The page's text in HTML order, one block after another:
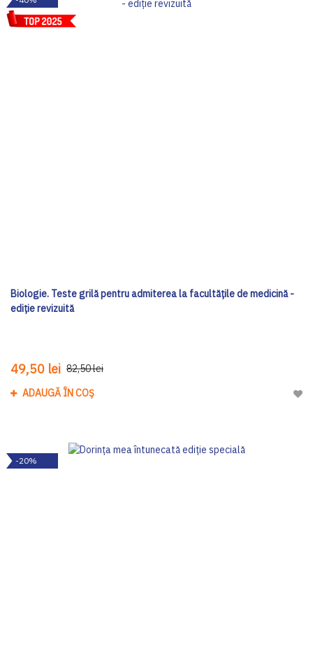
Biologie. Teste grilă pentru admiterea la facultățile de medicină -
ediție revizuită
49,50 lei 82,50 lei
ADAUGĂ ÎN COȘ
-20%